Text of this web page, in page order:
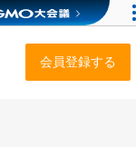
会員登録する